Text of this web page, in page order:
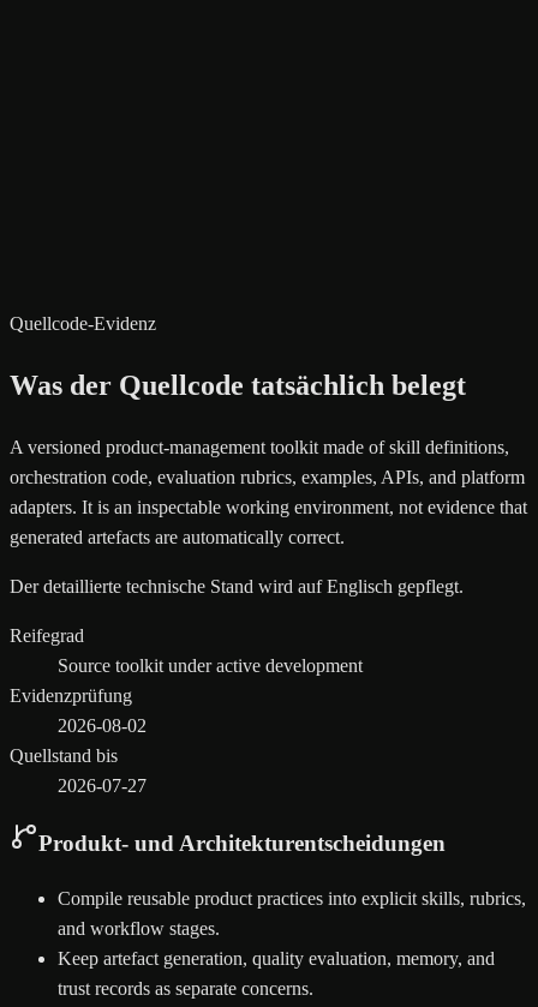
Quellcode-Evidenz
Was der Quellcode tatsächlich belegt
A versioned product-management toolkit made of skill definitions,
orchestration code, evaluation rubrics, examples, APIs, and platform
adapters. It is an inspectable working environment, not evidence that
generated artefacts are automatically correct.
Der detaillierte technische Stand wird auf Englisch gepflegt.
Reifegrad
Source toolkit under active development
Evidenzprüfung
2026-08-02
Quellstand bis
2026-07-27
Produkt- und Architekturentscheidungen
Compile reusable product practices into explicit skills, rubrics,
and workflow stages.
Keep artefact generation, quality evaluation, memory, and
trust records as separate concerns.